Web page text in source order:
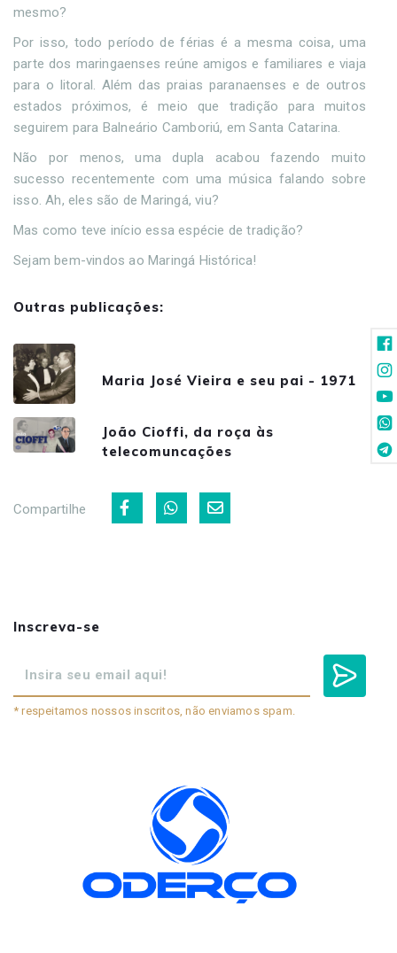
mesmo?
Por isso, todo período de férias é a mesma coisa, uma
parte dos maringaenses reúne amigos e familiares e viaja
para o litoral. Além das praias paranaenses e de outros
estados próximos, é meio que tradição para muitos
seguirem para Balneário Camboriú, em Santa Catarina.
Não por menos, uma dupla acabou fazendo muito
sucesso recentemente com uma música falando sobre
isso. Ah, eles são de Maringá, viu?
Mas como teve início essa espécie de tradição?
Sejam bem-vindos ao Maringá Histórica!
Outras publicações:
Maria José Vieira e seu pai - 1971
João Cioffi, da roça às
telecomuncações
Compartilhe
Inscreva-se
* respeitamos nossos inscritos, não enviamos spam.